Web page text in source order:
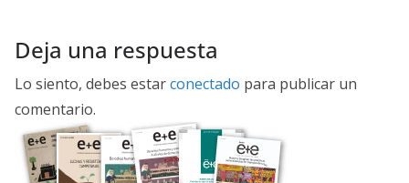
Deja una respuesta
Lo siento, debes estarconectado para publicar un
comentario.